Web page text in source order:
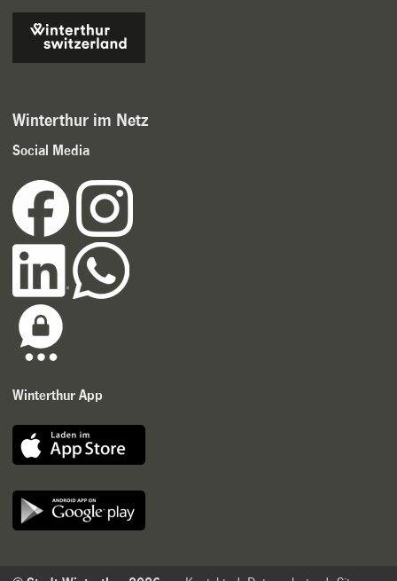
Winterthur im Netz
Social Media
Winterthur App